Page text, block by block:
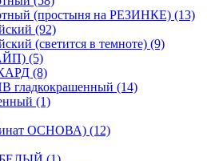
(простыня на РЕЗИНКЕ) (13)
(92)
(светится в темноте) (9)
(5)
(8)
гладкокрашенный (14)
(1)
ОСНОВА) (12)